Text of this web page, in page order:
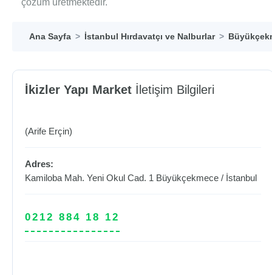
çözüm üretmektedir.
Ana Sayfa İstanbul Hırdavatçı ve Nalburlar
İkizler Yapı Market İletişim Bilgileri
(Arife Erçin)
Adres:
Kamiloba Mah. Yeni Okul Cad. 1 Büyükçekmece / İstanbul
0212 884 18 12